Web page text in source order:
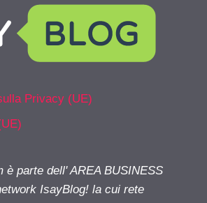
Privacy (UE)
è parte dell' AREA BUSINESS
IsayBlog! la cui rete